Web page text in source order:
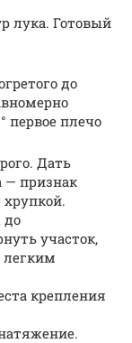
лука. Готовый
до
первое плечо
Дать
— признак
хрупкой.
до
участок,
легким
крепления